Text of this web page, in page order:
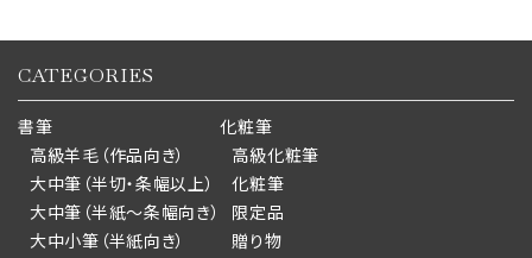
CATEGORIES
書筆
高級羊毛（作品向き）
大中筆（半切・条幅以上）
大中筆（半紙～条幅向き）
大中小筆（半紙向き）
化粧筆
高級化粧筆
化粧筆
限定品
贈り物